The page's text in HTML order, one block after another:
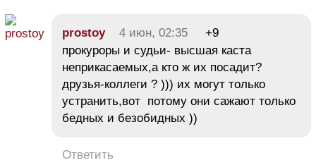
prostoy 4 июн, 02:35
+9
прокуроры и судьи- высшая каста
неприкасаемых,а кто ж их посадит?
друзья-коллеги ? ))) их могут только
устранить,вот потому они сажают только
бедных и безобидных ))
Ответить